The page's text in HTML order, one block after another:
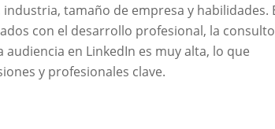
tamaño de empresa y habilidades.
con el desarrollo profesional, la
en LinkedIn es muy alta, lo que
y profesionales clave.